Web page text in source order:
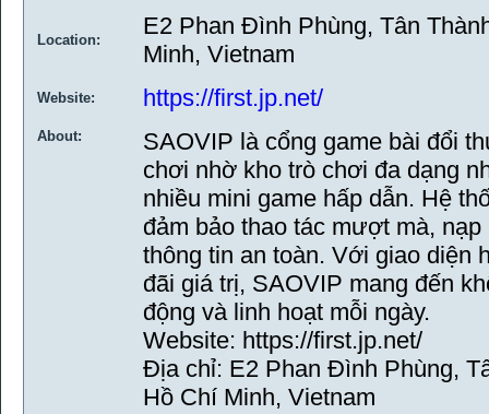
Location:
E2 Phan Đình Phùng, Tân
Minh, Vietnam
Website: https://first.jp.net/
About:
SAOVIP là cổng game bài đổi
chơi nhờ kho trò chơi đa dạng
nhiều mini game hấp dẫn. Hệ
đảm bảo thao tác mượt mà,
thông tin an toàn. Với giao diện
đãi giá trị, SAOVIP mang đến
động và linh hoạt mỗi ngày.
Website: https://first.jp.net/
Địa chỉ: E2 Phan Đình Phùng,
Hồ Chí Minh, Vietnam